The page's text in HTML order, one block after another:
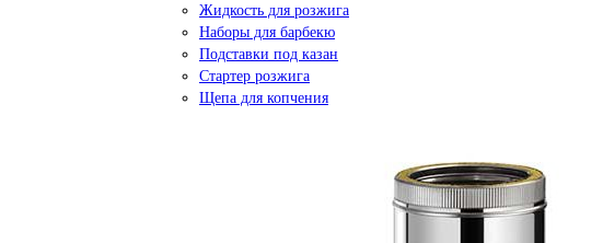
Жидкость для розжига
Наборы для барбекю
Подставки под казан
Стартер розжига
Щепа для копчения